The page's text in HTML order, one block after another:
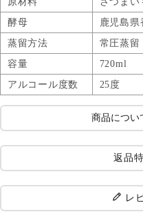
酵母
鹿児島県
蒸留方法
常圧蒸留
容量
720ml
アルコール度数
25度
商品につい
返品
レ